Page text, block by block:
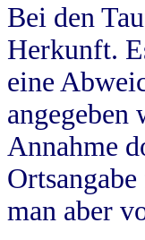
Bei den
Herkunft.
eine
angegeben
Annahme
man aber